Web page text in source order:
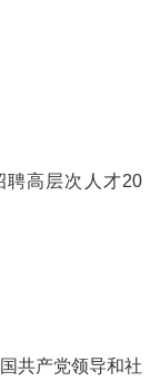
聘高层次人才20
共产党领导和社